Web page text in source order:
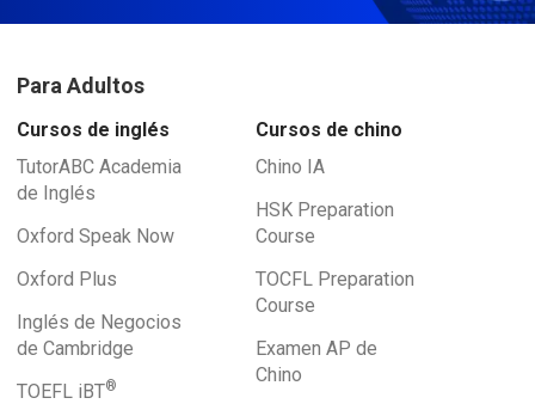
Para Adultos
Cursos de inglés
TutorABC Academia
de Inglés
Oxford Speak Now
Oxford Plus
Inglés de Negocios
de Cambridge
TOEFL iBT®
Cursos de chino
Chino IA
HSK Preparation
Course
TOCFL Preparation
Course
Examen AP de
Chino